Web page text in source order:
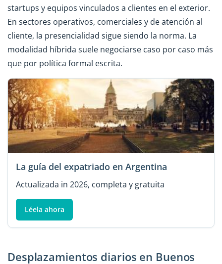
startups y equipos vinculados a clientes en el exterior.
En sectores operativos, comerciales y de atención al
cliente, la presencialidad sigue siendo la norma. La
modalidad híbrida suele negociarse caso por caso más
que por política formal escrita.
La guía del expatriado en Argentina
Actualizada in 2026, completa y gratuita
Léela ahora
Desplazamientos diarios en Buenos